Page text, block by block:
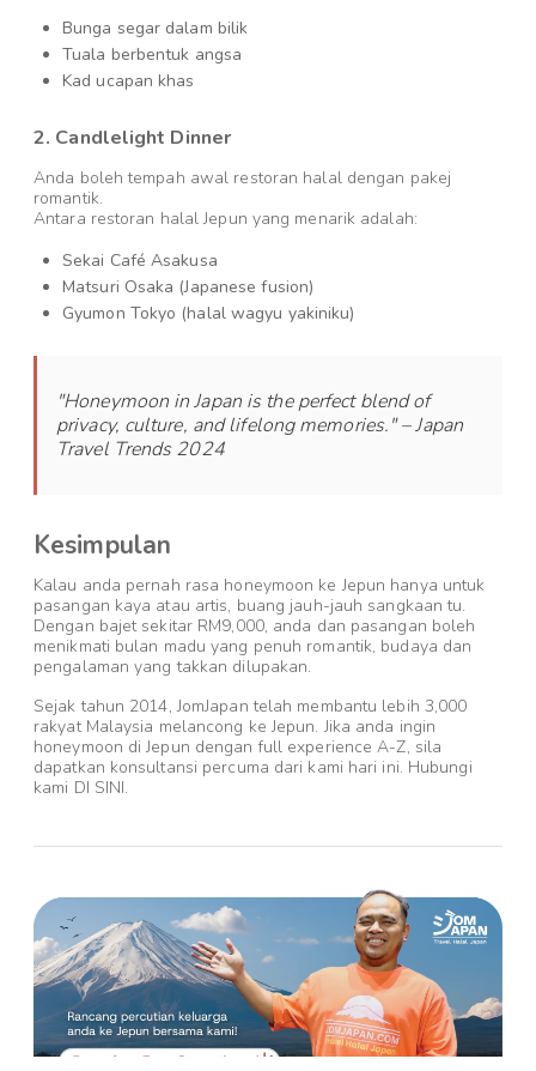
Bunga segar dalam bilik
Tuala berbentuk angsa
Kad ucapan khas
2. Candlelight Dinner
Anda boleh tempah awal restoran halal dengan pakej
romantik.
Antara restoran halal Jepun yang menarik adalah:
Sekai Café Asakusa
Matsuri Osaka (Japanese fusion)
Gyumon Tokyo (halal wagyu yakiniku)
"Honeymoon in Japan is the perfect blend of
privacy, culture, and lifelong memories." – Japan
Travel Trends 2024
Kesimpulan
Kalau anda pernah rasa honeymoon ke Jepun hanya untuk
pasangan kaya atau artis, buang jauh-jauh sangkaan tu.
Dengan bajet sekitar RM9,000, anda dan pasangan boleh
menikmati bulan madu yang penuh romantik, budaya dan
pengalaman yang takkan dilupakan.
Sejak tahun 2014, JomJapan telah membantu lebih 3,000
rakyat Malaysia melancong ke Jepun. Jika anda ingin
honeymoon di Jepun dengan full experience A-Z, sila
dapatkan konsultansi percuma dari kami hari ini. Hubungi
kami DI SINI.